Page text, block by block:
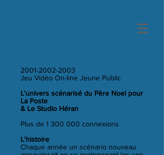
2001-2002-2003
Jeu Vidéo On-line Jeune Public
L'univers scénarisé du Père Noel pour
La Poste
& Le Studio Héran
Plus de 1 300 000 connexions
L'histoire
Chaque année un scénario nouveau